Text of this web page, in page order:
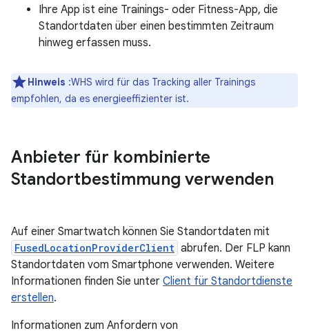
Ihre App ist eine Trainings- oder Fitness-App, die
Standortdaten über einen bestimmten Zeitraum
hinweg erfassen muss.
Hinweis :WHS wird für das Tracking aller Trainings
empfohlen, da es energieeffizienter ist.
Anbieter für kombinierte
Standortbestimmung verwenden
Auf einer Smartwatch können Sie Standortdaten mit
FusedLocationProviderClient abrufen. Der FLP kann
Standortdaten vom Smartphone verwenden. Weitere
Informationen finden Sie unter Client für Standortdienste
erstellen.
Informationen zum Anfordern von